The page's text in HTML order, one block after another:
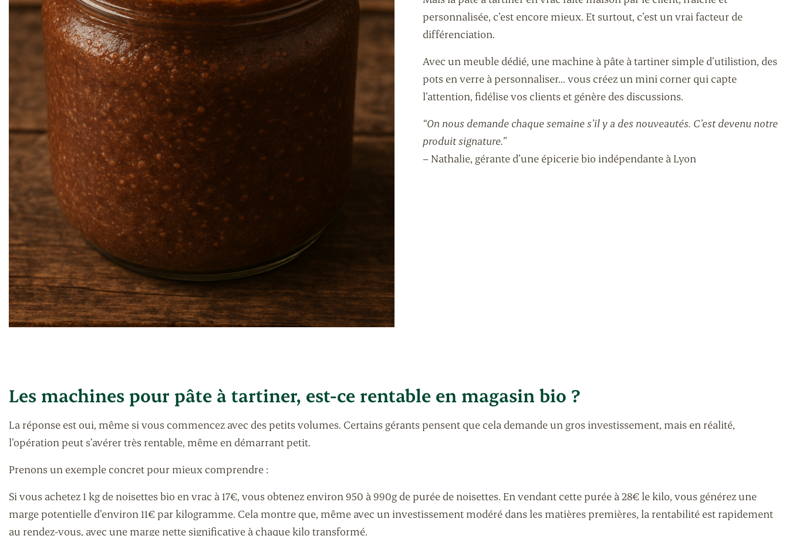
personnalisée, c’est encore mieux. Et surtout, c’est un vrai facteur de
différenciation.
Avec un meuble dédié, une machine à pâte à tartiner simple d’utilistion, des
pots en verre à personnaliser… vous créez un mini corner qui capte
l’attention, fidélise vos clients et génère des discussions.
“On nous demande chaque semaine s’il y a des nouveautés. C’est devenu notre
produit signature.”
– Nathalie, gérante d’une épicerie bio indépendante à Lyon
Les machines pour pâte à tartiner, est-ce rentable en magasin bio ?
La réponse est oui, même si vous commencez avec des petits volumes. Certains gérants pensent que cela demande un gros investissement, mais en réalité,
l’opération peut s’avérer très rentable, même en démarrant petit.
Prenons un exemple concret pour mieux comprendre :
Si vous achetez 1 kg de noisettes bio en vrac à 17€, vous obtenez environ 950 à 990g de purée de noisettes. En vendant cette purée à 28€ le kilo, vous générez une
marge potentielle d’environ 11€ par kilogramme. Cela montre que, même avec un investissement modéré dans les matières premières, la rentabilité est rapidement
au rendez-vous, avec une marge nette significative à chaque kilo transformé.